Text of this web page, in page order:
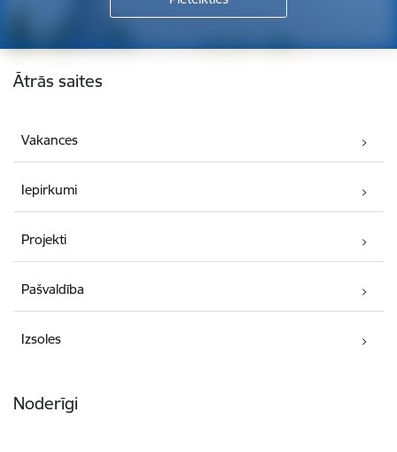
Kājene
Ātrās saites
Vakances
Iepirkumi
Projekti
Pašvaldība
Izsoles
Noderīgi